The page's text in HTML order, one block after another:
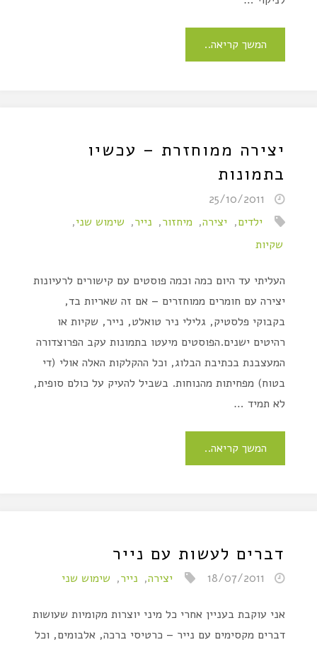
המשך קריאה..
יצירה ממוחזרת – עכשיו
בתמונות
25/10/2011
ילדים, יצירה, מיחזור, נייר, שימוש שני,
שקיות
העליתי עד היום כמה וכמה פוסטים עם קישורים לרעיונות
יצירה עם חומרים ממוחזרים – אם זה שאריות בד,
בקבוקי פלסטיק, גלילי ניר טואלט, נייר, שקיות או
רהיטים ישנים.הפוסטים מיעטו בתמונות עקב הפרוצדורה
המעצבנת בכתיבת הבלוג, וכל ההקלקות האלה אולי (די
בטוח) מפחיתות מהנוחות. בשביל להעיק על כולם סופית,
לא תמיד …
המשך קריאה..
דברים לעשות עם נייר
18/07/2011 יצירה, נייר, שימוש שני
אני עוקבת בעניין אחרי כל מיני יוצרות מקומיות שעושות
דברים מקסימים עם נייר – כרטיסי ברכה, אלבומים, וכל